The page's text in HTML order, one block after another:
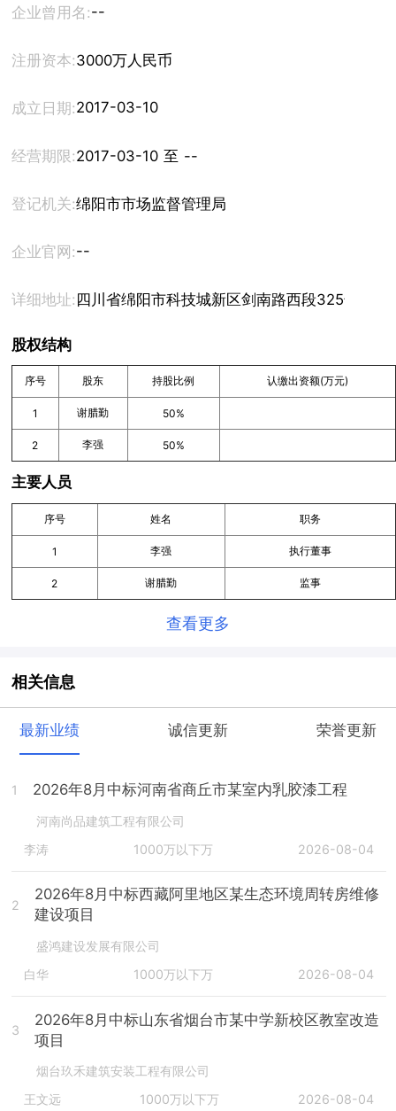
企业曾用名:--
注册资本:3000万人民币
成立日期:2017-03-10
经营期限: 2017-03-10 至 --
登记机关:绵阳市市场监督管理局
企业官网:--
详细地址: 四川省绵阳市科技城新区剑南路西段325号远东
股权结构
序号 股东 持股比例 认缴出资额(万元)
1 谢腊勤 50%
2 李强 50%
主要人员
序号 姓名 职务
1 李强 执行董事
2 谢腊勤 监事
查看更多
相关信息
最新业绩 诚信更新 荣誉更新
1 2026年8月中标河南省商丘市某室内乳胶漆工程
河南尚品建筑工程有限公司
李涛
1000万以下万 2026-08-04
2
2026年8月中标西藏阿里地区某生态环境周转房维修
建设项目
盛鸿建设发展有限公司
白华
1000万以下万 2026-08-04
3
2026年8月中标山东省烟台市某中学新校区教室改造
项目
烟台玖禾建筑安装工程有限公司
王文远
1000万以下万 2026-08-04